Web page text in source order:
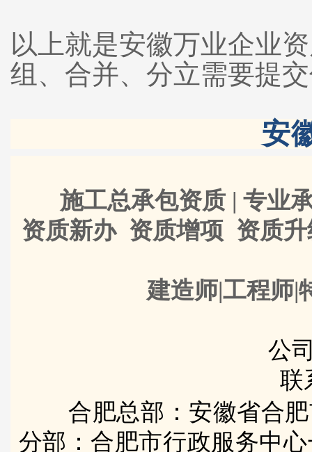
以上就是安徽万业企业
组、合并、分立需要提
安
施工总承包资质 | 专业
资质新办 资质增项 资质
建造师|工程师|
公
联
合肥总部：安徽省合
分部：合肥市行政服务中